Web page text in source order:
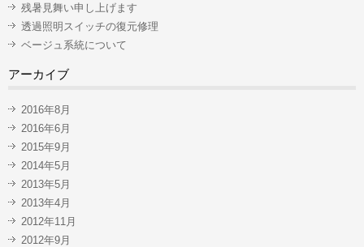
残暑見舞い申し上げます
透過照明スイッチの復元修理
ベージュ系統について
アーカイブ
2016年8月
2016年6月
2015年9月
2014年5月
2013年5月
2013年4月
2012年11月
2012年9月